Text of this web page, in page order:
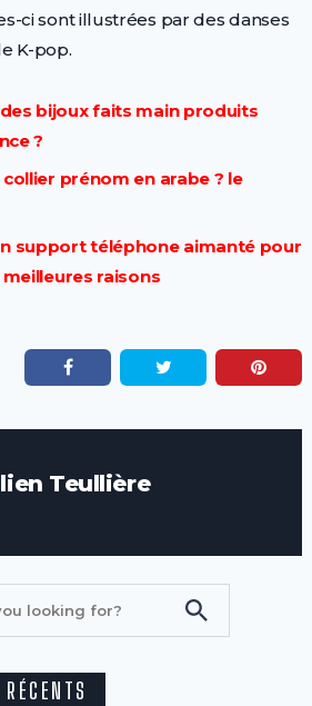
ci sont illustrées par des danses
K-pop.
bijoux faits main produits
?
prénom en arabe ? le
support téléphone aimanté pour
raisons
Teullière